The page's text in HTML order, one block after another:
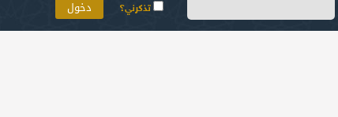
تذكرني؟